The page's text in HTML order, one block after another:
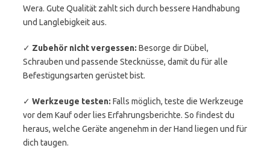
Wera. Gute Qualität zahlt sich durch bessere Handhabung
und Langlebigkeit aus.
✓ Zubehör nicht vergessen: Besorge dir Dübel,
Schrauben und passende Stecknüsse, damit du für alle
Befestigungsarten gerüstet bist.
✓ Werkzeuge testen: Falls möglich, teste die Werkzeuge
vor dem Kauf oder lies Erfahrungsberichte. So findest du
heraus, welche Geräte angenehm in der Hand liegen und für
dich taugen.